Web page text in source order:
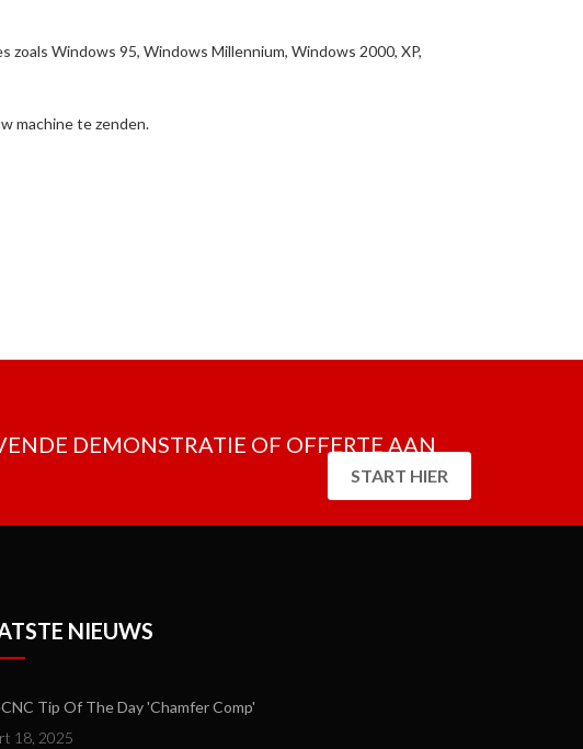
Windows 95, Windows Millennium, Windows 2000, XP,
machine te zenden.
DEMONSTRATIE OF OFFERTE AAN
START HIER
NIEUWS
Tip Of The Day 'Chamfer Comp'
18, 2025